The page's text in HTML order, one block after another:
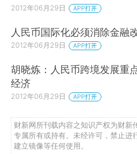
2012年06月29日 APP打开
人民币国际化必须消除金融
2012年06月29日 APP打开
胡晓炼：人民币跨境发展重
经济
2012年06月29日 APP打开
财新网所刊载内容之知识产权为财新
专属所有或持有。未经许可，禁止进
建立镜像等任何使用。